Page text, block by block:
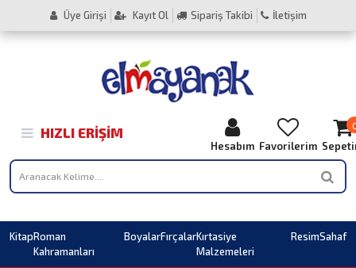
Üye Girişi Kayıt Ol Sipariş Takibi İletişim
HIZLI ERIŞIM
Hesabım Favorilerim
KitapRoman
Kahramanları
BoyalarFırçalarKırtasiye
Malzemeleri
ResimSahaf